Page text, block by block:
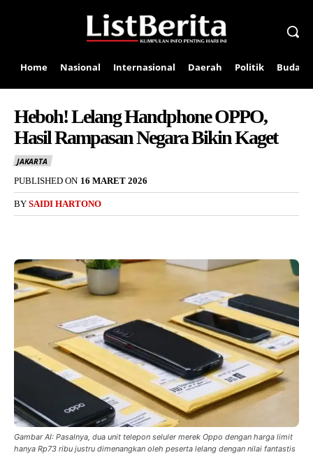
Home Nasional Internasional Daerah Politik Budaya
Heboh! Lelang Handphone OPPO,
Hasil Rampasan Negara Bikin Kaget
JAKARTA
PUBLISHED ON 16 MARET 2026
BY SAIDI HARTONO
Gambar AI: Pasalnya, dua unit telepon seluler merek Oppo dengan harga limit
hanya Rp73 ribu justru dimenangkan oleh peserta lelang dengan nilai fantastis